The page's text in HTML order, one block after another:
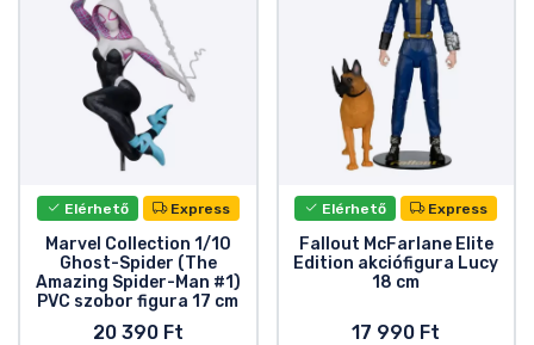
Elérhető Express
Marvel Collection 1/10
Ghost-Spider (The
Amazing Spider-Man #1)
PVC szobor figura 17 cm
20 390 Ft
Elérhető Express
Fallout McFarlane Elite
Edition akciófigura Lucy
18 cm
17 990 Ft